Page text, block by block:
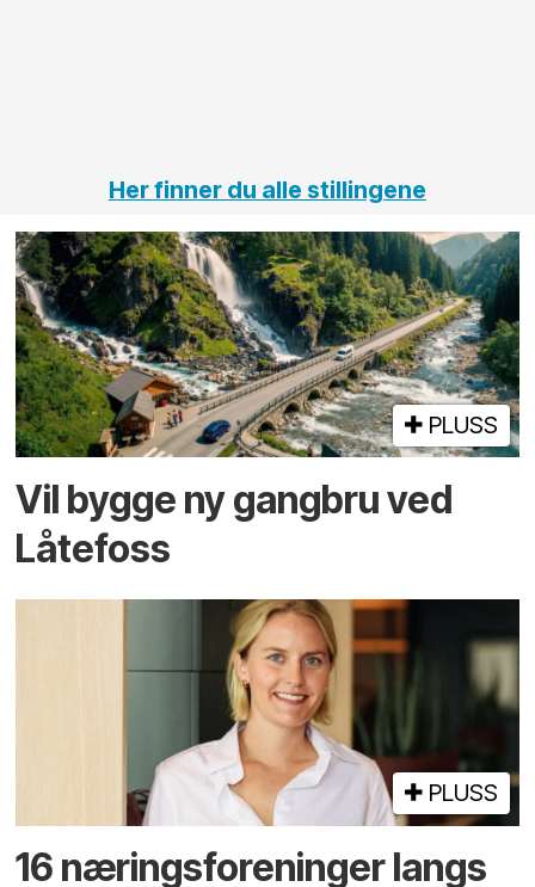
Her finner du alle stillingene
PLUSS
Vil bygge ny gangbru ved
Låtefoss
PLUSS
16 næringsforeninger langs